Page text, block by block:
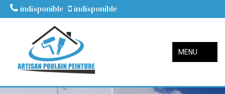
indisponible indisponible
MENU